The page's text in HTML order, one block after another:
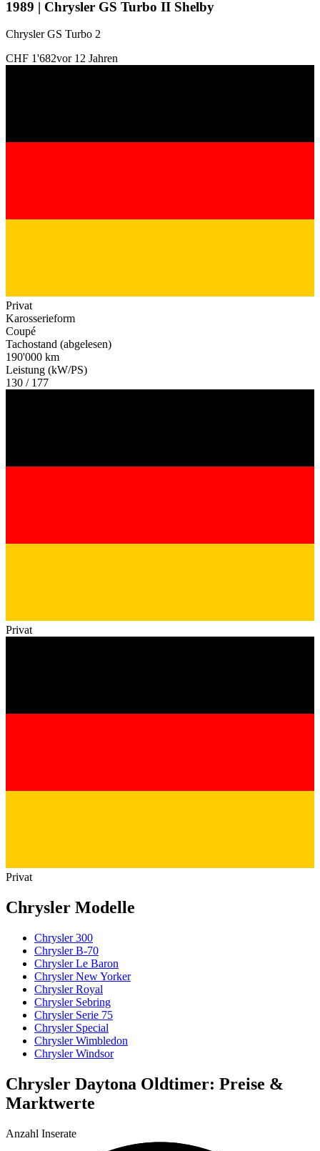
1989 | Chrysler GS Turbo II Shelby
Chrysler GS Turbo 2
CHF 1'682vor 12 Jahren
Privat
Karosserieform
Coupé
Tachostand (abgelesen)
190'000 km
Leistung (kW/PS)
130 / 177
Privat
Privat
Chrysler Modelle
Chrysler 300
Chrysler B-70
Chrysler Le Baron
Chrysler New Yorker
Chrysler Royal
Chrysler Sebring
Chrysler Serie 75
Chrysler Special
Chrysler Wimbledon
Chrysler Windsor
Chrysler Daytona Oldtimer: Preise &
Marktwerte
Anzahl Inserate